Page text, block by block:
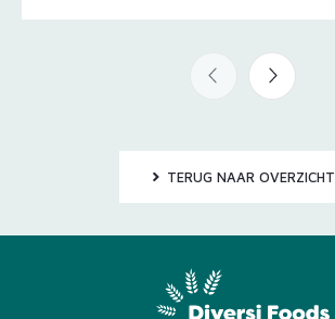
TERUG NAAR OVERZICHT